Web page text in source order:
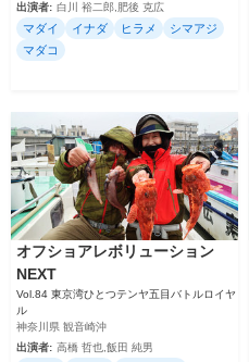
出演者: 白川 裕二郎,肥後 克広
マダイ イナダ ヒラメ
シマアジ
マダコ
オフショアレボリューション
NEXT
Vol.84 東京湾ひとつテンヤ五目バトルロイヤ
ル
神奈川県 観音崎沖
出演者: 高橋 哲也,飯田 純男